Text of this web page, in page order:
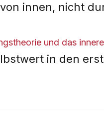
innen, nicht
und das
in den